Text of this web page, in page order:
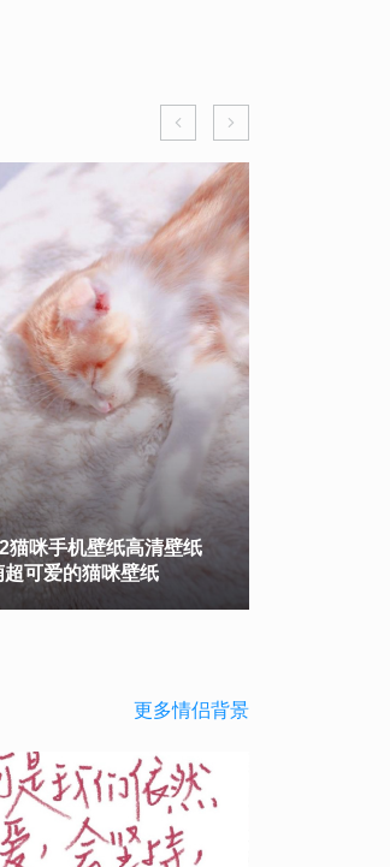
猫咪手机壁纸高清壁纸
超可爱的猫咪壁纸
更多情侣背景